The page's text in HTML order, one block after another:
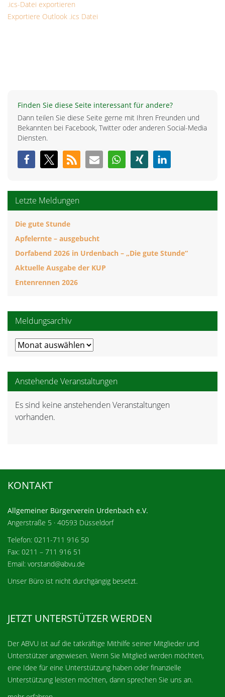
.ics-Datei exportieren
Exportiere Outlook .ics Datei
Finden Sie diese Seite interessant für andere?
Dann teilen Sie diese Seite gerne mit Ihren Freunden und
Bekannten bei Facebook, Twitter oder anderen Social-Media
Diensten.
Letzte Meldungen
Die gute Stunde
Apfelernte – ausgebucht
Dorfabend 2026 in Urdenbach – „Die gute Stunde“
Aktuelle Ausgabe der KUP
Entenrennen 2026
Meldungsarchiv
Meldungsarchiv
Anstehende Veranstaltungen
Hinweis
Es sind keine anstehenden Veranstaltungen
vorhanden.
KONTAKT
Allgemeiner Bürgerverein Urdenbach e.V.
Angerstraße 5 · 40593 Düsseldorf
Telefon: 0211-711 916 50
Fax: 0211 – 711 916 51
Email: vorstand@abvu.de
Unser Büro ist nicht durchgängig besetzt.
JETZT UNTERSTÜTZER WERDEN
Der ABVU ist auf die tatkräftige Mithilfe seiner Mitglieder und
Unterstützer angewiesen. Wenn Sie Mitglied werden möchten,
eine Idee für eine Unterstützung haben oder finanzielle
Unterstützung leisten möchten, dann sprechen Sie uns an.